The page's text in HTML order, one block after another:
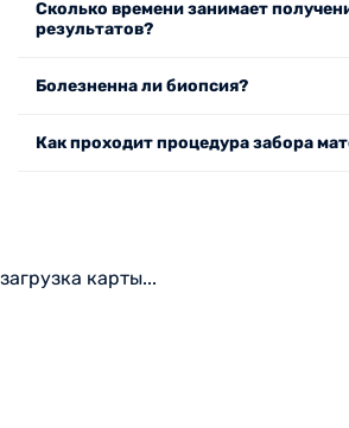
Сколько времени занимает
результатов?
Болезненна ли биопсия?
Как проходит процедура забора
загрузка карты...